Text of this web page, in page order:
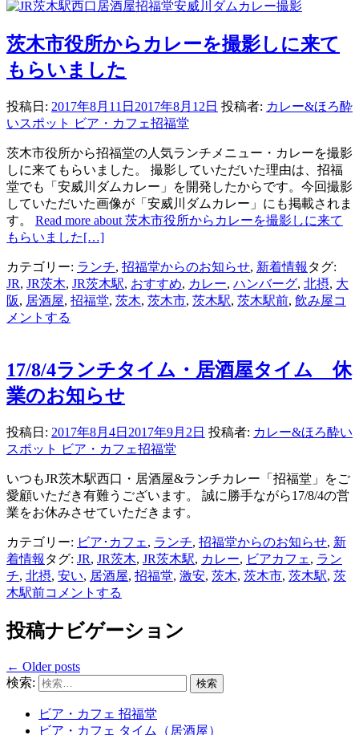
茨木市役所からカレーを撮影しに来て
もらいました
投稿日: 2017年8月11日 2017年8月12日 投稿者: カレー&ほろ酔
いスポット ビア・カフェ招福堂
茨木市役所から招福堂の人気ランチメニュー・カレーを撮影
しに来てもらいました。 撮影していただいた理由は、招福
堂でも「安威川ダムカレー」を開発したからです。今回撮影
していただいた画像が「安威川ダムカレー」にも掲載されま
す。 Read more about 茨木市役所からカレーを撮影しに来て
もらいました[…]
カテゴリー: ランチ, 招福堂からのお知らせ, 新着情報 タグ:
JR, JR茨木, JR茨木駅, おすすめ, カレー, ハンバーグ, 北摂, 大
阪, 居酒屋, 招福堂, 茨木, 茨木市, 茨木駅, 茨木駅前, 飲み屋コ
メントする
17/8/4ランチタイム・居酒屋タイム 休
業のお知らせ
投稿日: 2017年8月4日 2017年9月2日 投稿者: カレー&ほろ酔い
スポット ビア・カフェ招福堂
いつもJR茨木駅西口・居酒屋&ランチカレー「招福堂」をご
愛顧いただき有難うございます。 誠に勝手ながら17/8/4の営
業をお休みさせていただきます。
カテゴリー: ビア･カフェ , ランチ, 招福堂からのお知らせ, 新
着情報 タグ: JR, JR茨木, JR茨木駅, カレー, ビアカフェ , ラン
チ, 北摂, 安い, 居酒屋, 招福堂, 激安, 茨木, 茨木市, 茨木駅, 茨
木駅前コメントする
投稿ナビゲーション
← Older posts
検索:
ビア・カフェ 招福堂
ビア・カフェ タイム（居酒屋）